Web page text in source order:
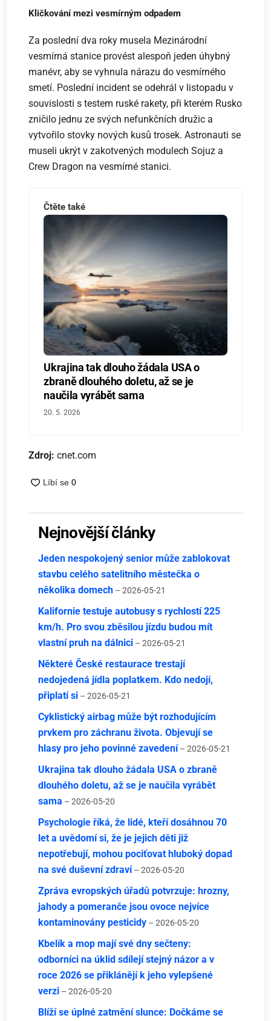
Kličkování mezi vesmírným odpadem
Za poslední dva roky musela Mezinárodní
vesmírná stanice provést alespoň jeden úhybný
manévr, aby se vyhnula nárazu do vesmírného
smetí. Poslední incident se odehrál v listopadu v
souvislosti s testem ruské rakety, při kterém Rusko
zničilo jednu ze svých nefunkčních družic a
vytvořilo stovky nových kusů trosek. Astronauti se
museli ukrýt v zakotvených modulech Sojuz a
Crew Dragon na vesmírné stanici.
Čtěte také
Ukrajina tak dlouho žádala USA o
zbraně dlouhého doletu, až se je
naučila vyrábět sama
20. 5. 2026
Zdroj: cnet.com
Nejnovější články
Jeden nespokojený senior může zablokovat
stavbu celého satelitního městečka o
několika domech – 2026-05-21
Kalifornie testuje autobusy s rychlostí 225
km/h. Pro svou zběsilou jízdu budou mít
vlastní pruh na dálnici – 2026-05-21
Některé České restaurace trestají
nedojedená jídla poplatkem. Kdo nedojí,
připlatí si – 2026-05-21
Cyklistický airbag může být rozhodujícím
prvkem pro záchranu života. Objevují se
hlasy pro jeho povinné zavedení – 2026-05-21
Ukrajina tak dlouho žádala USA o zbraně
dlouhého doletu, až se je naučila vyrábět
sama – 2026-05-20
Psychologie říká, že lidé, kteří dosáhnou 70
let a uvědomí si, že je jejich děti již
nepotřebují, mohou pociťovat hluboký dopad
na své duševní zdraví – 2026-05-20
Zpráva evropských úřadů potvrzuje: hrozny,
jahody a pomeranče jsou ovoce nejvíce
kontaminovány pesticidy – 2026-05-20
Kbelík a mop mají své dny sečteny:
odborníci na úklid sdílejí stejný názor a v
roce 2026 se přiklánějí k jeho vylepšené
verzi – 2026-05-20
Blíží se úplné zatmění slunce: Dočkáme se